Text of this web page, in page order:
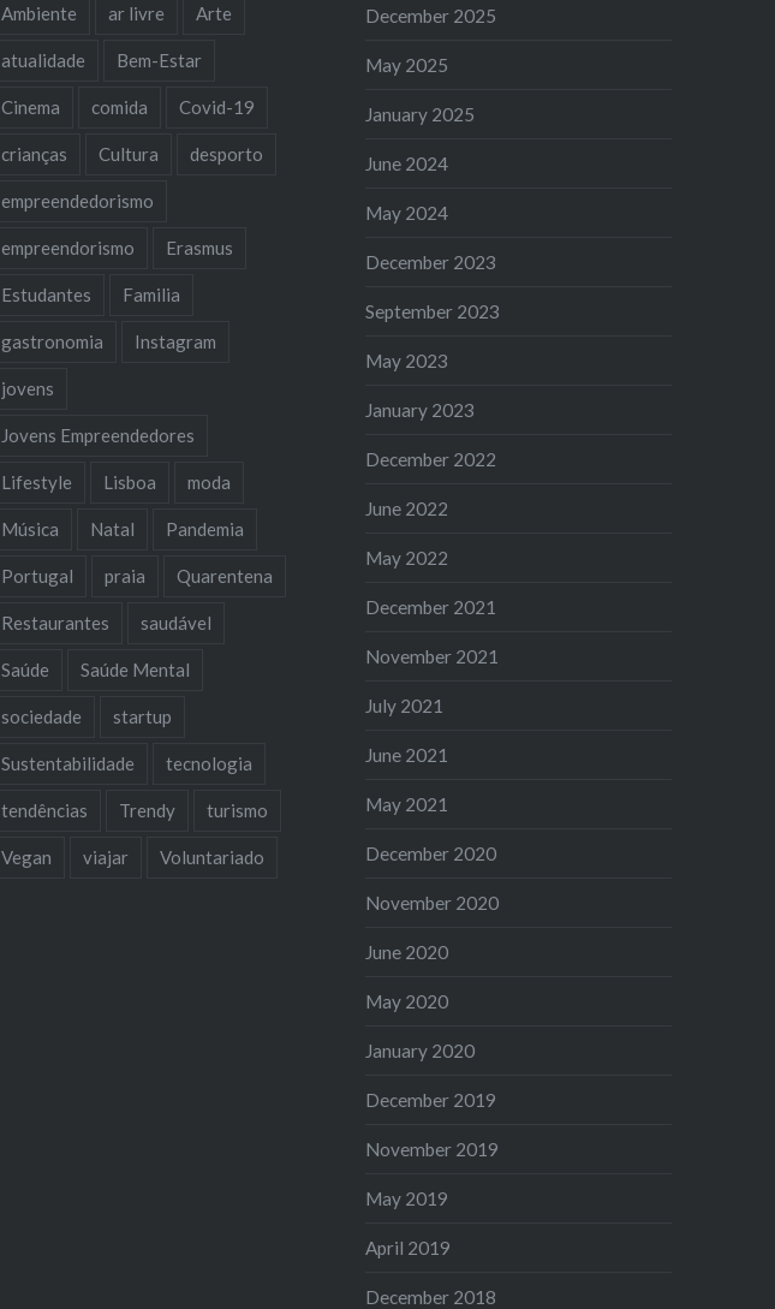
Ambiente ar livre Arte
atualidade Bem-Estar
Cinema comida Covid-19
crianças Cultura desporto
empreendedorismo
empreendorismo Erasmus
Estudantes Familia
gastronomia Instagram
jovens
Jovens Empreendedores
Lifestyle Lisboa moda
Música Natal Pandemia
Portugal praia Quarentena
Restaurantes saudável
Saúde Saúde Mental
sociedade startup
Sustentabilidade tecnologia
tendências Trendy turismo
Vegan viajar Voluntariado
December 2025
May 2025
January 2025
June 2024
May 2024
December 2023
September 2023
May 2023
January 2023
December 2022
June 2022
May 2022
December 2021
November 2021
July 2021
June 2021
May 2021
December 2020
November 2020
June 2020
May 2020
January 2020
December 2019
November 2019
May 2019
April 2019
December 2018